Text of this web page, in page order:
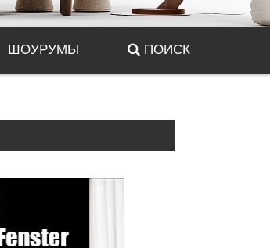
ШОУРУМЫ ПОИСК